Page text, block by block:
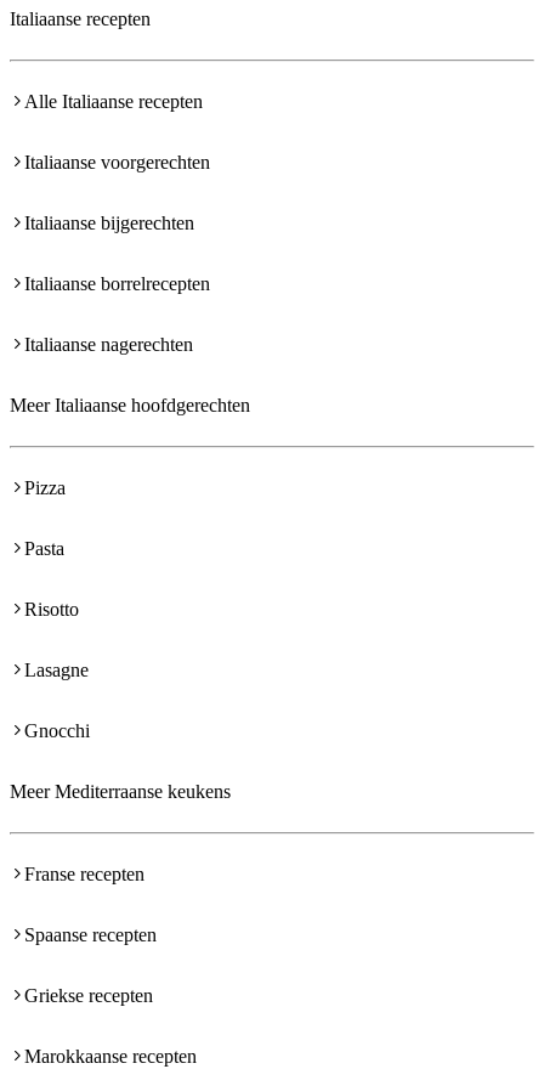
Italiaanse recepten
Alle Italiaanse recepten
Italiaanse voorgerechten
Italiaanse bijgerechten
Italiaanse borrelrecepten
Italiaanse nagerechten
Meer Italiaanse hoofdgerechten
Pizza
Pasta
Risotto
Lasagne
Gnocchi
Meer Mediterraanse keukens
Franse recepten
Spaanse recepten
Griekse recepten
Marokkaanse recepten